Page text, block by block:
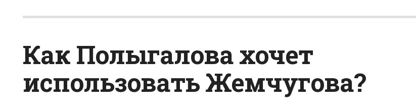
Как Полыгалова хочет
использовать Жемчугова?